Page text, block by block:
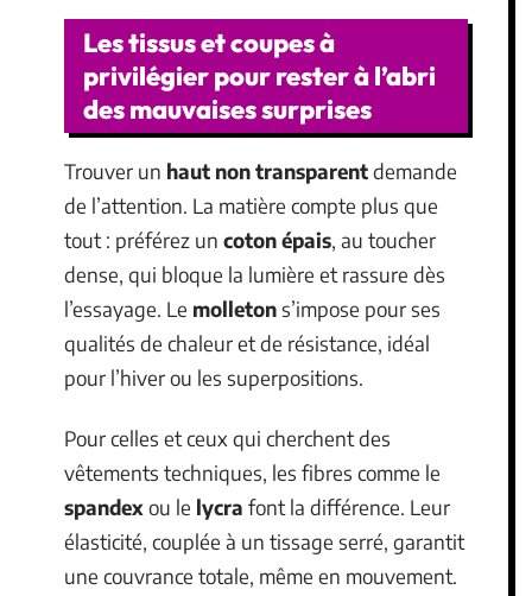
Les tissus et coupes à
privilégier pour rester à l’abri
des mauvaises surprises
Trouver un haut non transparentdemande
de l’attention. La matière compte plus que
tout : préférez un coton épais, au toucher
dense, qui bloque la lumière et rassure dès
l’essayage. Le molletons’impose pour ses
qualités de chaleur et de résistance, idéal
pour l’hiver ou les superpositions.
Pour celles et ceux qui cherchent des
vêtements techniques, les fibres comme le
spandexou le lycra font la différence. Leur
élasticité, couplée à un tissage serré, garantit
une couvrance totale, même en mouvement.